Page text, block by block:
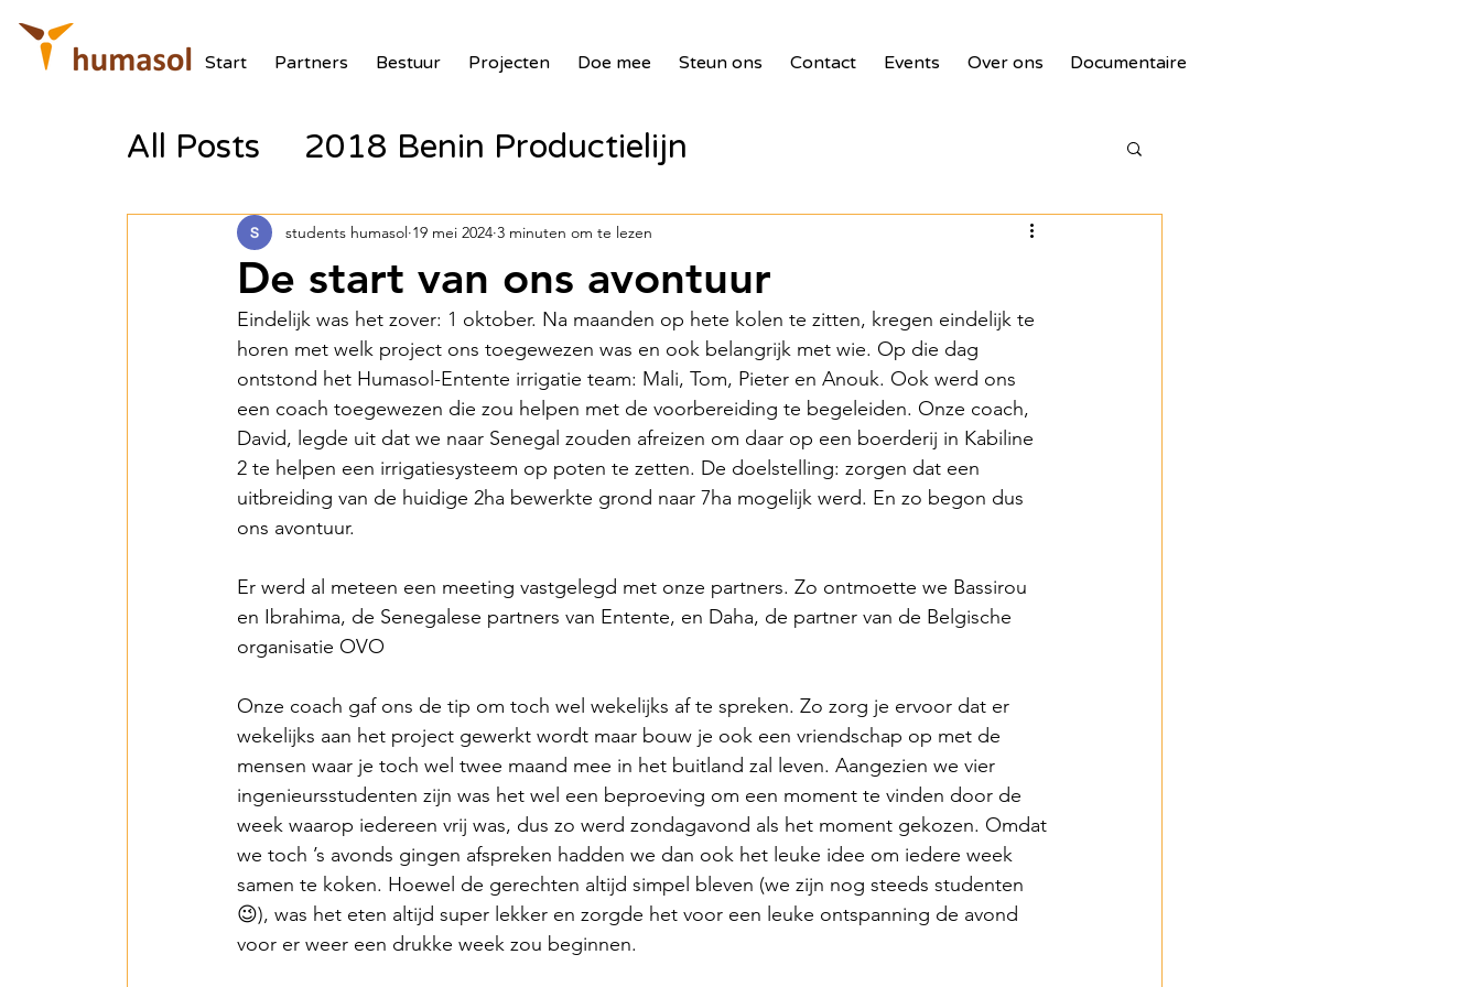
Start Partners Bestuur Projecten Doe mee Steun ons Contact Events Over ons Documentaire
All Posts 2018 Benin Productielijn
2017 Tanzania Zonnepanelen voor zie
2018 Benin Batterijbank 2017 Waste Masters 3
2018 Benin PV Aux Villages 2018 Benin PV Innovatie
2018 Benin PV Innovatie
From Waste To Wind - Malawi - 2024
Entente – Senegal - 2024 HUCE – Vietnam -2024
Hope for G&W – Tanzania - 2024
Mbarara Purificatio – Uganda - 2024
De start van ons avontuur
students humasol 19 mei 2024 3 minuten om te lezen
Eindelijk was het zover: 1 oktober. Na maanden op hete kolen te zitten, kregen eindelijk te
horen met welk project ons toegewezen was en ook belangrijk met wie. Op die dag
ontstond het Humasol-Entente irrigatie team: Mali, Tom, Pieter en Anouk. Ook werd ons
een coach toegewezen die zou helpen met de voorbereiding te begeleiden. Onze coach,
David, legde uit dat we naar Senegal zouden afreizen om daar op een boerderij in Kabiline
2 te helpen een irrigatiesysteem op poten te zetten. De doelstelling: zorgen dat een
uitbreiding van de huidige 2ha bewerkte grond naar 7ha mogelijk werd. En zo begon dus
ons avontuur.
Er werd al meteen een meeting vastgelegd met onze partners. Zo ontmoette we Bassirou
en Ibrahima, de Senegalese partners van Entente, en Daha, de partner van de Belgische
organisatie OVO
Onze coach gaf ons de tip om toch wel wekelijks af te spreken. Zo zorg je ervoor dat er
wekelijks aan het project gewerkt wordt maar bouw je ook een vriendschap op met de
mensen waar je toch wel twee maand mee in het buitland zal leven. Aangezien we vier
ingenieursstudenten zijn was het wel een beproeving om een moment te vinden door de
week waarop iedereen vrij was, dus zo werd zondagavond als het moment gekozen. Omdat
we toch ’s avonds gingen afspreken hadden we dan ook het leuke idee om iedere week
samen te koken. Hoewel de gerechten altijd simpel bleven (we zijn nog steeds studenten
😉), was het eten altijd super lekker en zorgde het voor een leuke ontspanning de avond
voor er weer een drukke week zou beginnen.